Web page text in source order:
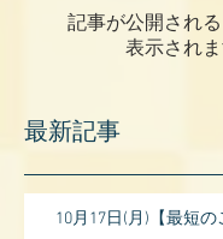
記事が公開され
表示されま
最新記事
10月17日(月)【最短の